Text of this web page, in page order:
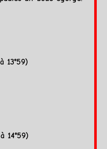
13°59)
14°59)